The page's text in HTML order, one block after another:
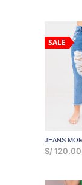
SALE
JEANS
S/120.00